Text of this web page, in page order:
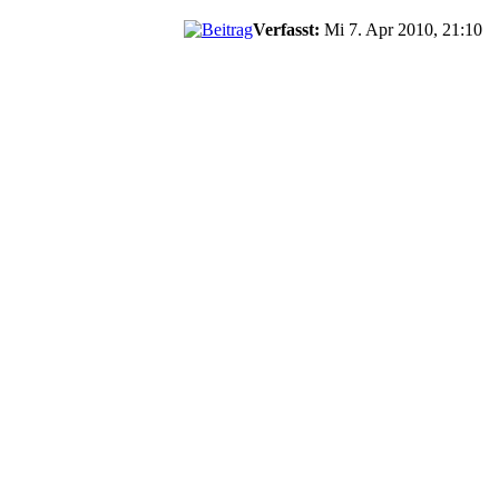
Verfasst: Mi 7. Apr 2010, 21:10